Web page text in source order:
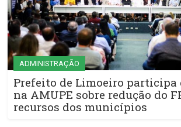
ADMINISTRAÇÃO
Prefeito de Limoeiro participa
na AMUPE sobre redução do
recursos dos municípios